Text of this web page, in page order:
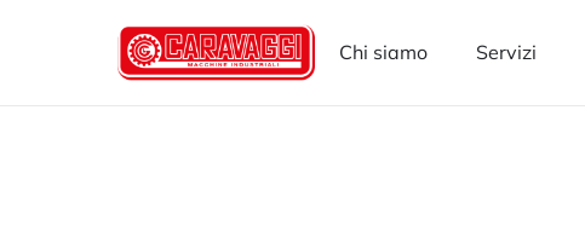
Chi siamo Servizi